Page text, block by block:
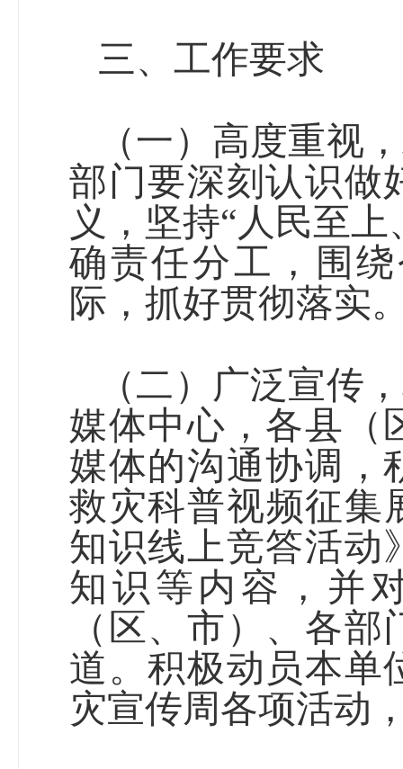
三、工作要求
（一）高度重视
部门要深刻认识做
义，坚持“人民至
确责任分工，围
际，抓好贯彻落实
（二）广泛宣传
媒体中心，各县（
媒体的沟通协调，
救灾科普视频征集
知识线上竞答活动
知识等内容，并
（区、市） 、各部
道。积极动员本单
灾宣传周各项活动